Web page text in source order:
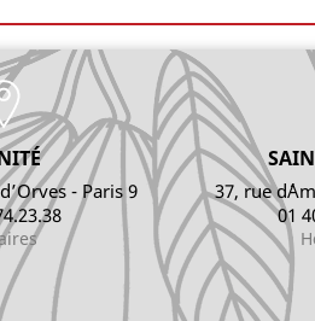
- Paris 9
37, rue
01